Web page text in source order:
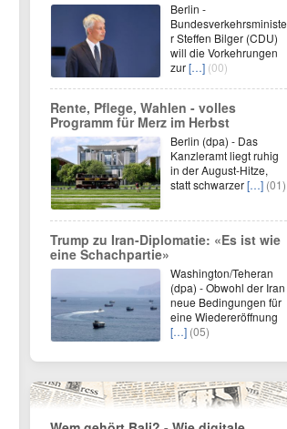
Berlin -
Bundesverkehrsministe
r Steffen Bilger (CDU)
will die Vorkehrungen
zur[…] (00)
Rente, Pflege, Wahlen - volles
Programm für Merz im Herbst
Berlin (dpa) - Das
Kanzleramt liegt ruhig
in der August-Hitze,
statt schwarzer[…] (01)
Trump zu Iran-Diplomatie: «Es ist wie
eine Schachpartie»
Washington/Teheran
(dpa) - Obwohl der Iran
neue Bedingungen für
eine Wiedereröffnung
[…] (05)